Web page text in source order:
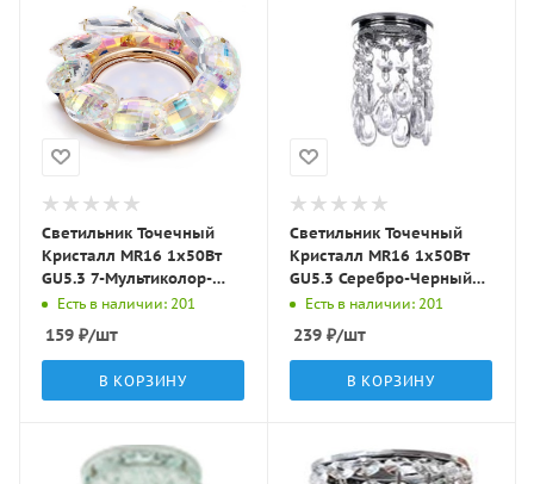
Светильник Точечный
Кристалл MR16 1х50Вт
GU5.3 7-Мультиколор-
Золото D85х25мм IP20
C5008 LBT
Есть в наличии: 201
159 ₽/шт
В КОРЗИНУ
Светильник Точечный
Кристалл MR16 1х50Вт
GU5.3 Серебро-Черный
D90х75мм IP20 C5306
Есть в наличии: 201
239 ₽/шт
В КОРЗИНУ